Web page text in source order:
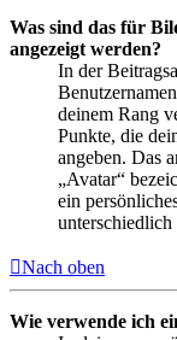
Was sind das für
angezeigt werden?
In der
deinem Rang
Punkte, die
angeben. Das
„Avatar“
ein
unterschiedlich
Nach oben
Wie verwende ich